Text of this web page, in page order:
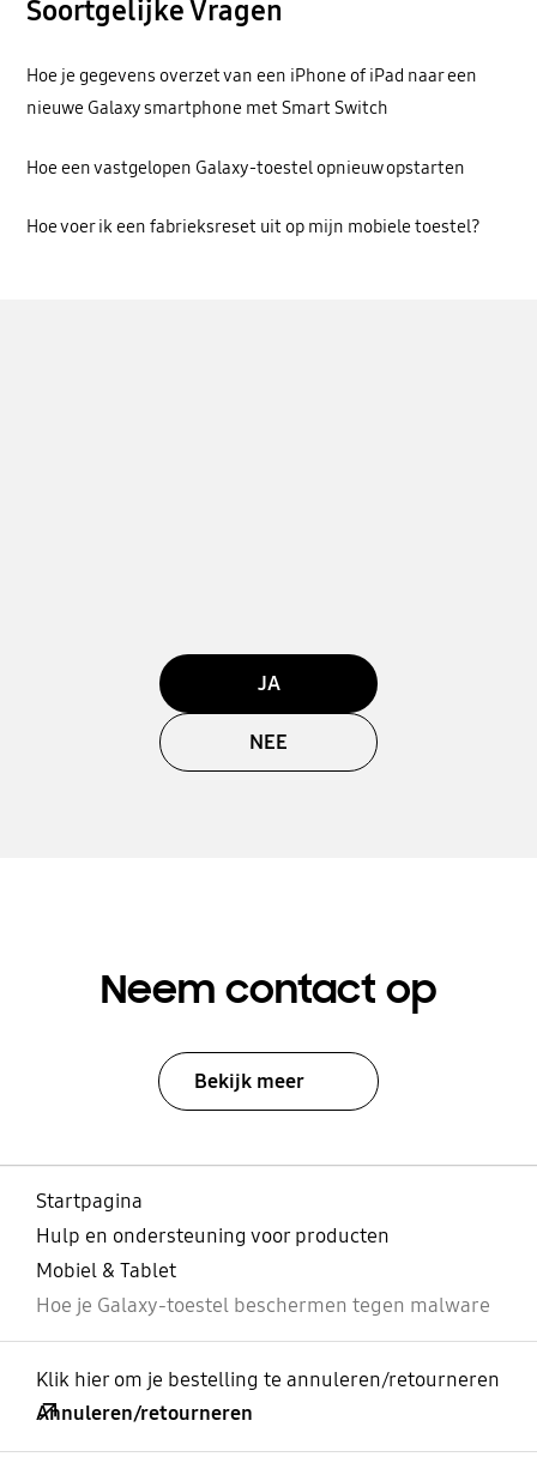
Soortgelijke Vragen
Hoe je gegevens overzet van een iPhone of iPad naar een
nieuwe Galaxy smartphone met Smart Switch
Hoe een vastgelopen Galaxy-toestel opnieuw opstarten
Hoe voer ik een fabrieksreset uit op mijn mobiele toestel?
JA
NEE
Neem contact op
Bekijk meer
Startpagina
Hulp en ondersteuning voor producten
Mobiel & Tablet
Hoe je Galaxy-toestel beschermen tegen malware
Klik hier om je bestelling te annuleren/retourneren
Annuleren/retourneren